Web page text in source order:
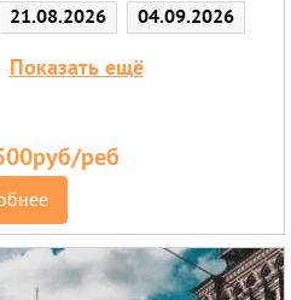
21.08.2026
04.09.2026
18.09.2026
Показать ещё
реб